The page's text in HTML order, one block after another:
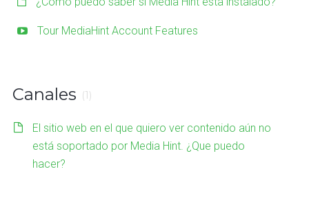
Tour MediaHint Account Features
Canales (1)
El sitio web en el que quiero ver contenido aún no
está soportado por Media Hint. ¿Que puedo
hacer?